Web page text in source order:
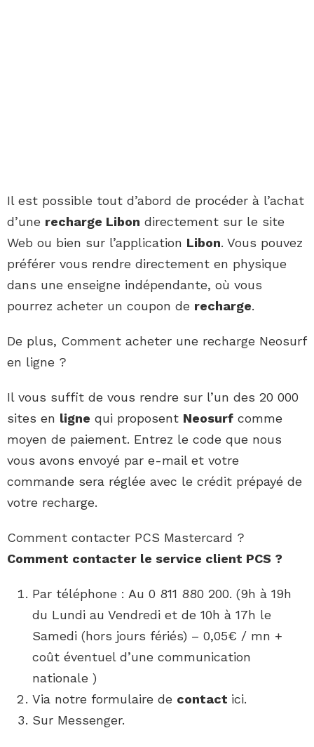
Il est possible tout d’abord de procéder à l’achat
d’une recharge Libon directement sur le site
Web ou bien sur l’application Libon. Vous pouvez
préférer vous rendre directement en physique
dans une enseigne indépendante, où vous
pourrez acheter un coupon de recharge.
De plus, Comment acheter une recharge Neosurf
en ligne ?
Il vous suffit de vous rendre sur l’un des 20 000
sites en ligne qui proposent Neosurf comme
moyen de paiement. Entrez le code que nous
vous avons envoyé par e-mail et votre
commande sera réglée avec le crédit prépayé de
votre recharge.
Comment contacter PCS Mastercard ?
Comment contacter le service client PCS ?
Par téléphone : Au 0 811 880 200. (9h à 19h
du Lundi au Vendredi et de 10h à 17h le
Samedi (hors jours fériés) – 0,05€ / mn +
coût éventuel d’une communication
nationale )
Via notre formulaire de contact ici.
Sur Messenger.